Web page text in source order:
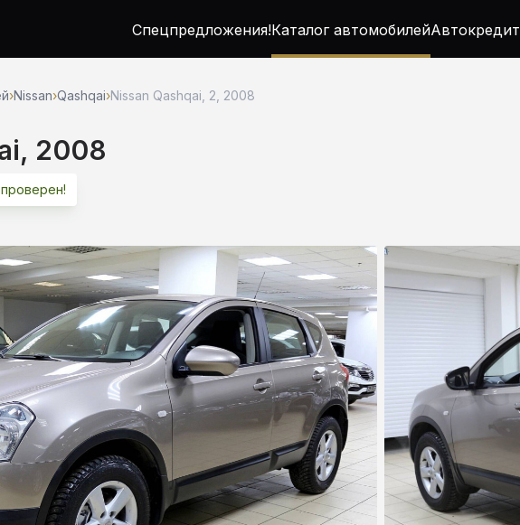
Спецпредложения!Каталог автомобилейАвтокредит
›Nissan›Qashqai›Nissan Qashqai, 2, 2008
2008